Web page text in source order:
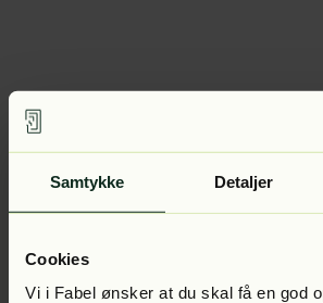
Samtykke Detaljer
Cookies
Vi i Fabel ønsker at du skal få en god